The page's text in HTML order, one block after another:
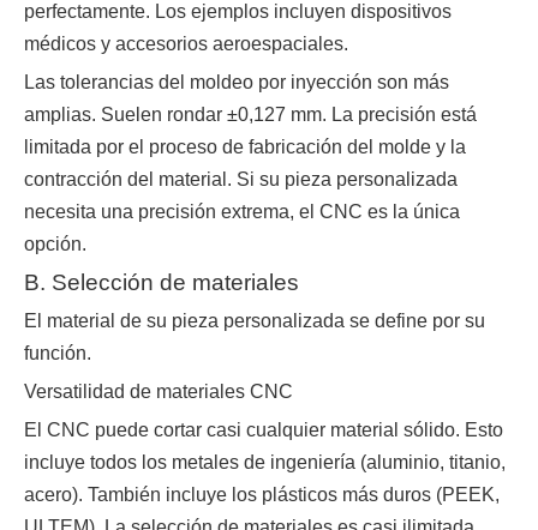
perfectamente. Los ejemplos incluyen dispositivos
médicos y accesorios aeroespaciales.
Las tolerancias del moldeo por inyección son más
amplias. Suelen rondar ±0,127 mm. La precisión está
limitada por el proceso de fabricación del molde y la
contracción del material. Si su pieza personalizada
necesita una precisión extrema, el CNC es la única
opción.
B. Selección de materiales
El material de su pieza personalizada se define por su
función.
Versatilidad de materiales CNC
El CNC puede cortar casi cualquier material sólido. Esto
incluye todos los metales de ingeniería (aluminio, titanio,
acero). También incluye los plásticos más duros (PEEK,